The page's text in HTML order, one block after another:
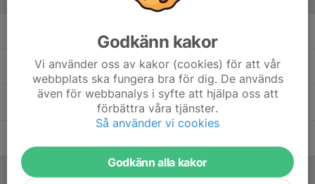
Johan EliassonTränare
Mikael Christenson Assisterande Tränare
Godkänn kakor
Vi använder oss av kakor (cookies) för att vår
webbplats ska fungera bra för dig. De används
även för webbanalys i syfte att hjälpa oss att
förbättra våra tjänster.
Så använder vi cookies
Godkänn alla kakor